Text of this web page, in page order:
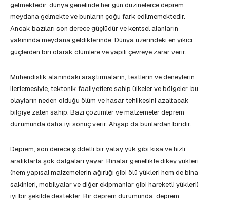
gelmektedir; dünya genelinde her gün düzinelerce deprem
meydana gelmekte ve bunların çoğu fark edilmemektedir.
Ancak bazıları son derece güçlüdür ve kentsel alanların
yakınında meydana geldiklerinde, Dünya üzerindeki en yıkıcı
güçlerden biri olarak ölümlere ve yapılı çevreye zarar verir.
Mühendislik alanındaki araştırmaların, testlerin ve deneylerin
ilerlemesiyle, tektonik faaliyetlere sahip ülkeler ve bölgeler, bu
olayların neden olduğu ölüm ve hasar tehlikesini azaltacak
bilgiye zaten sahip. Bazı çözümler ve malzemeler deprem
durumunda daha iyi sonuç verir. Ahşap da bunlardan biridir.
Deprem, son derece şiddetli bir yatay yük gibi kısa ve hızlı
aralıklarla şok dalgaları yayar. Binalar genellikle dikey yükleri
(hem yapısal malzemelerin ağırlığı gibi ölü yükleri hem de bina
sakinleri, mobilyalar ve diğer ekipmanlar gibi hareketli yükleri)
iyi bir şekilde destekler. Bir deprem durumunda, deprem